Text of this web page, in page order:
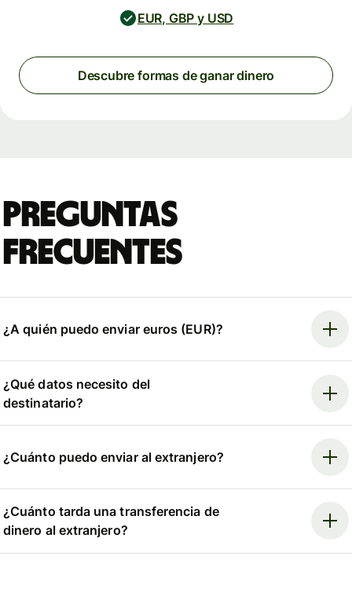
EUR, GBP y USD
Descubre formas de ganar dinero
Preguntas
frecuentes
¿A quién puedo enviar euros (EUR)?
¿Qué datos necesito del
destinatario?
¿Cuánto puedo enviar al extranjero?
¿Cuánto tarda una transferencia de
dinero al extranjero?